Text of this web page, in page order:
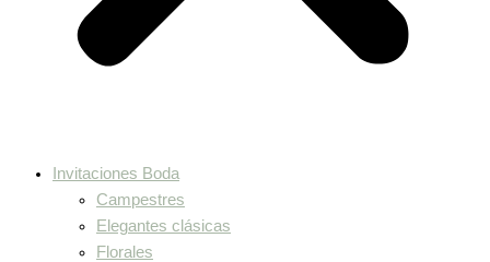
Invitaciones Boda
Campestres
Elegantes clásicas
Florales